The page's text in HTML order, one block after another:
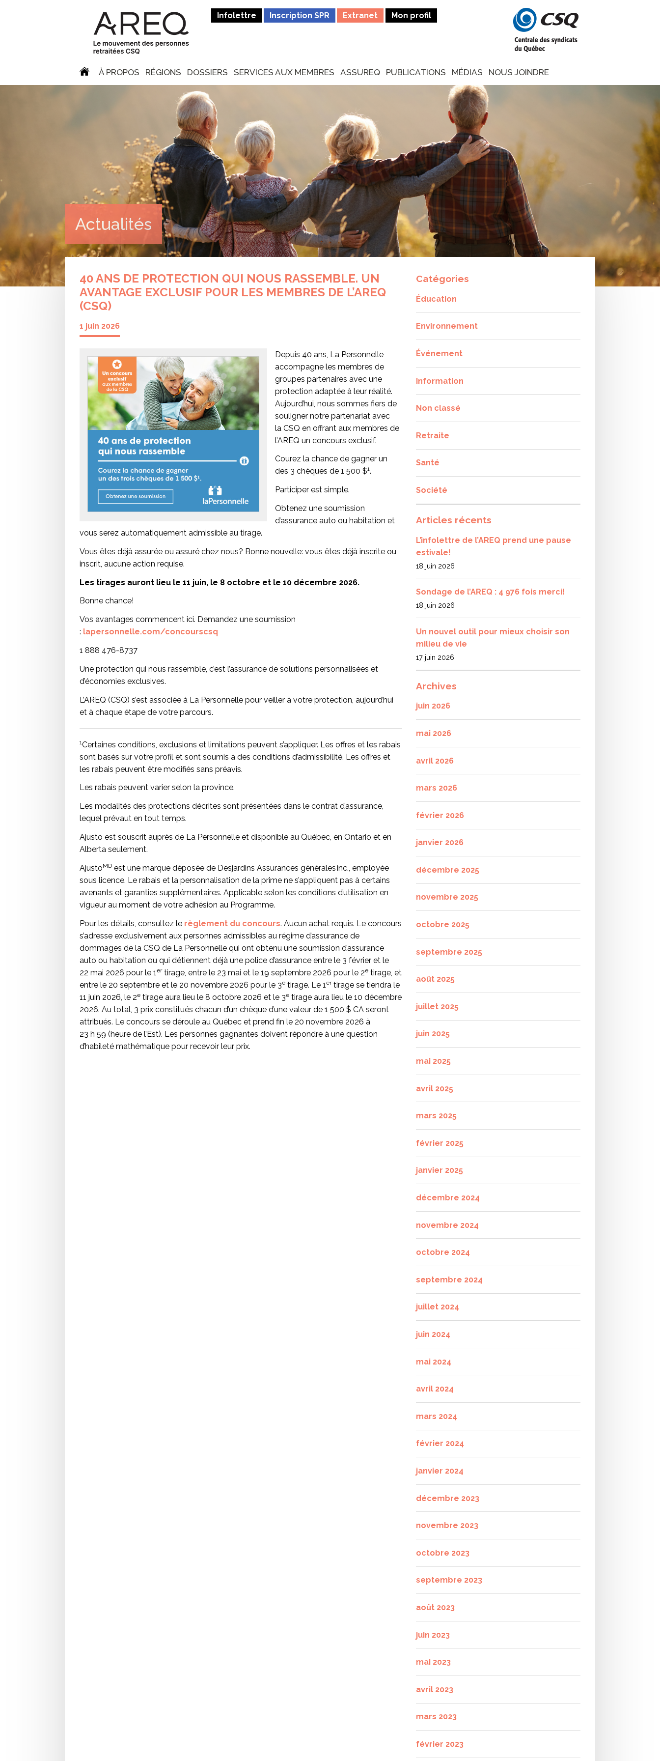
Infolettre Inscription SPR Extranet Mon profil
À PROPOS RÉGIONS DOSSIERS SERVICES AUX MEMBRES ASSUREQ PUBLICATIONS MÉDIAS NOUS JOINDRE
Actualités
40 ANS DE PROTECTION QUI NOUS RASSEMBLE. UN
AVANTAGE EXCLUSIF POUR LES MEMBRES DE L’AREQ
(CSQ)
1 juin 2026
Depuis 40 ans, La Personnelle
accompagne les membres de
groupes partenaires avec une
protection adaptée à leur réalité.
Aujourd’hui, nous sommes fiers de
souligner notre partenariat avec
la CSQ en offrant aux membres de
l’AREQ un concours exclusif.
Courez la chance de gagner un
des 3 chèques de 1 500 $1.
Participer est simple.
Obtenez une soumission
d’assurance auto ou habitation et
vous serez automatiquement admissible au tirage.
Vous êtes déjà assurée ou assuré chez nous? Bonne nouvelle: vous êtes déjà inscrite ou
inscrit, aucune action requise.
Les tirages auront lieu le 11 juin, le 8 octobre et le 10 décembre 2026.
Bonne chance!
Vos avantages commencent ici. Demandez une soumission
: lapersonnelle.com/concourscsq
1 888 476-8737
Une protection qui nous rassemble, c’est l’assurance de solutions personnalisées et
d’économies exclusives.
L’AREQ (CSQ) s’est associée à La Personnelle pour veiller à votre protection, aujourd’hui
et à chaque étape de votre parcours.
1Certaines conditions, exclusions et limitations peuvent s’appliquer. Les offres et les rabais
sont basés sur votre profil et sont soumis à des conditions d’admissibilité. Les offres et
les rabais peuvent être modifiés sans préavis.
Les rabais peuvent varier selon la province.
Les modalités des protections décrites sont présentées dans le contrat d’assurance,
lequel prévaut en tout temps.
Ajusto est souscrit auprès de La Personnelle et disponible au Québec, en Ontario et en
Alberta seulement.
AjustoMD est une marque déposée de Desjardins Assurances générales inc., employée
sous licence. Le rabais et la personnalisation de la prime ne s’appliquent pas à certains
avenants et garanties supplémentaires. Applicable selon les conditions d’utilisation en
vigueur au moment de votre adhésion au Programme.
Pour les détails, consultez le règlement du concours. Aucun achat requis. Le concours
s’adresse exclusivement aux personnes admissibles au régime d’assurance de
dommages de la CSQ de La Personnelle qui ont obtenu une soumission d’assurance
auto ou habitation ou qui détiennent déjà une police d’assurance entre le 3 février et le
22 mai 2026 pour le 1 ertirage, entre le 23 mai et le 19 septembre 2026 pour le 2e tirage, et
entre le 20 septembre et le 20 novembre 2026 pour le 3e tirage. Le 1 ertirage se tiendra le
11 juin 2026, le 2e tirage aura lieu le 8 octobre 2026 et le 3e tirage aura lieu le 10 décembre
2026. Au total, 3 prix constitués chacun d’un chèque d’une valeur de 1 500 $ CA seront
attribués. Le concours se déroule au Québec et prend fin le 20 novembre 2026 à
23 h 59 (heure de l’Est). Les personnes gagnantes doivent répondre à une question
d’habileté mathématique pour recevoir leur prix.
Catégories
Éducation
Environnement
Événement
Information
Non classé
Retraite
Santé
Société
Articles récents
L’infolettre de l’AREQ prend une pause
estivale!
18 juin 2026
Sondage de l’AREQ : 4 976 fois merci!
18 juin 2026
Un nouvel outil pour mieux choisir son
milieu de vie
17 juin 2026
Archives
juin 2026
mai 2026
avril 2026
mars 2026
février 2026
janvier 2026
décembre 2025
novembre 2025
octobre 2025
septembre 2025
août 2025
juillet 2025
juin 2025
mai 2025
avril 2025
mars 2025
février 2025
janvier 2025
décembre 2024
novembre 2024
octobre 2024
septembre 2024
juillet 2024
juin 2024
mai 2024
avril 2024
mars 2024
février 2024
janvier 2024
décembre 2023
novembre 2023
octobre 2023
septembre 2023
août 2023
juin 2023
mai 2023
avril 2023
mars 2023
février 2023